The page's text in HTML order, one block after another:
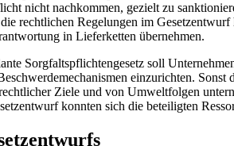
nicht nachkommen, gezielt zu
rechtlichen Regelungen im
in Lieferketten übernehmen.
Sorg­faltspflichtengesetz soll
einzurichten.
Ziele und von Umweltfolgen
konn­ten sich die beteiligten